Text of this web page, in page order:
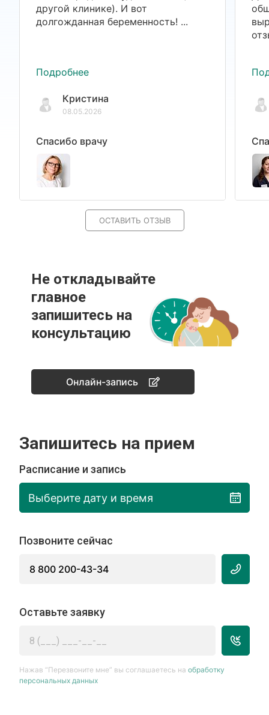
другой клинике). И вот
долгожданная беременность! ...
Подробнее
Кристина
08.05.2026
Спасибо врачу
ОСТАВИТЬ ОТЗЫВ
Не откладывайте
главное
запишитесь на
консультацию
Онлайн-запись
Запишитесь на прием
Расписание и запись
Выберите дату и время
Позвоните сейчас
8 800 200-43-34
Оставьте заявку
Нажав “Перезвоните мне” вы соглашаетесь наобработку
персональных данных